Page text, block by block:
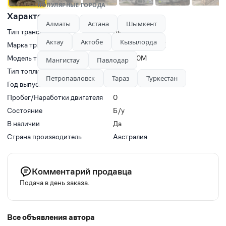
Характеристики
Тип транспорта
Бульдозеры
Марка транспорта
ЧТЗ-УРАЛТРАК
Модель транспорта
ЧТЗ Б10М
Тип топлива
Год выпуска
2023
Пробег/Наработки двигателя
0
Состояние
Б/у
В наличии
Да
Страна производитель
Австралия
Комментарий продавца
Подача в день заказа.
Все объявления автора
ПОПУЛЯРНЫЕ ГОРОДА
Алматы Астана
Шымкент
Актау
Актобе
Кызылорда
Мангистау
Павлодар
Петропавловск
Тараз Туркестан